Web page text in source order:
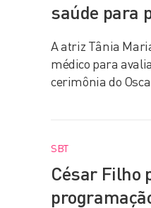
saúde para
A atriz Tânia
médico para
cerimônia do
SBT
César Filho